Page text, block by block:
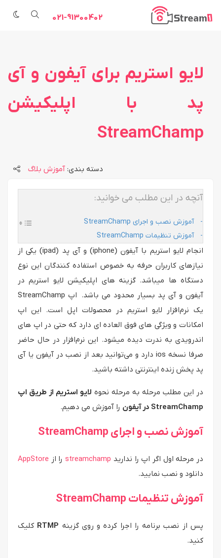
021-91300402
لایو استریم برای آیفون و آی
پد با اپلیکیشن
StreamChamp
دسته بندی: آموزش بلاگ
آنچه در این مطلب می خوانید:
آموزش نصب و اجرای StreamChamp
آموزش تنظیمات StreamChamp
انجام لایو استریم با آیفون (iphone) و آی پد (ipad) یکی از
نیازهای کاربران حرفه به خصوص استفاده کنندگان این نوع
دستگاه ها میباشد. گزینه های اپلیکیشن لایو استریم در
آیفون و آی پد بسیار محدود می باشد. اپ StreamChamp
یک نرم‌افزار لایو استریم در محصولات اپل است. این اپ
امکانات و ویژگی های فوق العاده ای دارد که حتی در اپ های
اندرویدی به ندرت دیده میشود. این نرم‌افزار در حال حاضر
صرفا نسخه ios دارد و می‌توانید بعد از نصب در آیفون یا آی
پد پخش زنده اینترنتی داشته باشید.
در این مطلب مرحله به مرحله نحوه لایو استریم از طریق اپ
StreamChamp در آیفون
را آموزش می دهیم.
آموزش نصب و اجرای StreamChamp
در مرحله اول اگر اپ را ندارید streamchampرا از AppStore
دانلود و نصب نمایید.
آموزش تنظیمات StreamChamp
پس از نصب برنامه را اجرا کرده و روی گزینه RTMP کلیک
کنید.